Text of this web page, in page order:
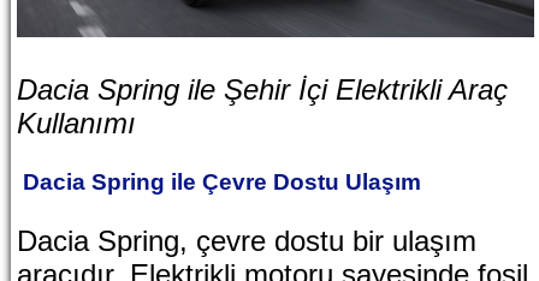
Dacia Spring ile Şehir İçi Elektrikli Araç
Kullanımı
Dacia Spring ile Çevre Dostu Ulaşım
Dacia Spring, çevre dostu bir ulaşım